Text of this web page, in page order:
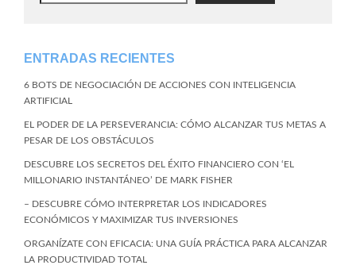
ENTRADAS RECIENTES
6 BOTS DE NEGOCIACIÓN DE ACCIONES CON INTELIGENCIA
ARTIFICIAL
EL PODER DE LA PERSEVERANCIA: CÓMO ALCANZAR TUS METAS A
PESAR DE LOS OBSTÁCULOS
DESCUBRE LOS SECRETOS DEL ÉXITO FINANCIERO CON ‘EL
MILLONARIO INSTANTÁNEO’ DE MARK FISHER
– DESCUBRE CÓMO INTERPRETAR LOS INDICADORES
ECONÓMICOS Y MAXIMIZAR TUS INVERSIONES
ORGANÍZATE CON EFICACIA: UNA GUÍA PRÁCTICA PARA ALCANZAR
LA PRODUCTIVIDAD TOTAL